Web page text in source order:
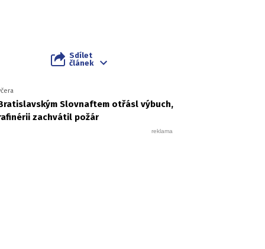
Sdílet
článek
Slovnaftem otřásl výbuch,
zachvátil požár